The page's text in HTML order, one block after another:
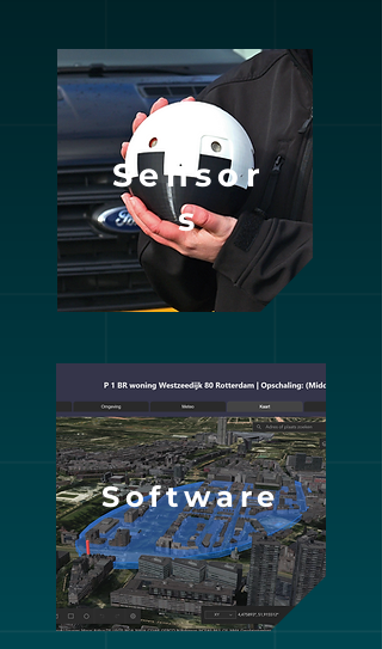
Sensor
s
Software